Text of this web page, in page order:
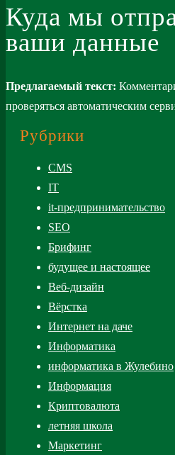
Куда мы
ваши данные
Предлагаемый текст:
проверяться автоматическим
Рубрики
CMS
IT
it-предпринимательство
SEO
Брифинг
будущее и настоящее
Веб-дизайн
Вёрстка
Интернет на даче
Информатика
информатика в Жулебино
Информация
Криптовалюта
летняя школа
Маркетинг